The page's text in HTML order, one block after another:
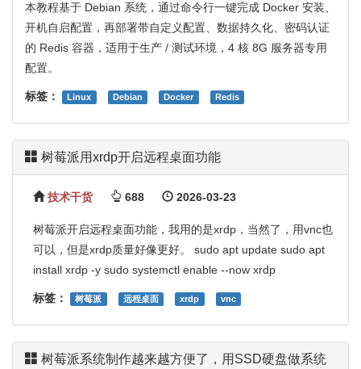
本教程基于 Debian 系统，通过命令行一键完成 Docker 安装、
开机自启配置，再部署带自定义配置、数据持久化、密码认证
的 Redis 容器，适用于生产 / 测试环境，4 核 8G 服务器专用
配置。
标签： Linux Debian Docker Redis
树莓派用xrdp开启远程桌面功能
技术干货 688 2026-03-23
树莓派开启远程桌面功能，我用的是xrdp，当然了，用vnc也
可以，但是xrdp质量好像更好。 sudo apt update sudo apt
install xrdp -y sudo systemctl enable --now xrdp
标签： 树莓派 远程桌面 xrdp vnc
树莓派系统制作越来越方便了，用SSD硬盘做系统